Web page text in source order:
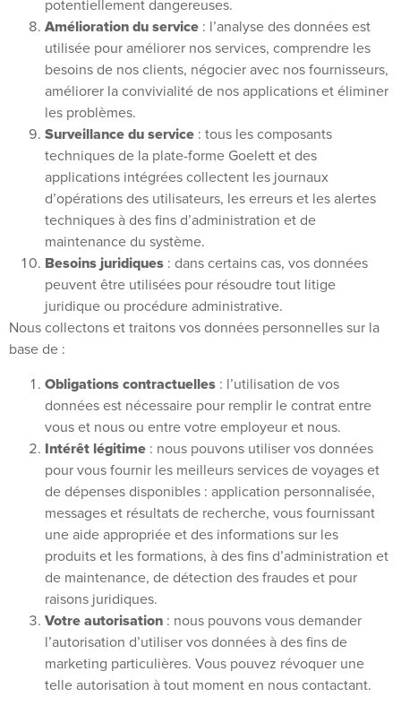
potentiellement dangereuses.
Amélioration du service : l’analyse des données est
utilisée pour améliorer nos services, comprendre les
besoins de nos clients, négocier avec nos fournisseurs,
améliorer la convivialité de nos applications et éliminer
les problèmes.
Surveillance du service : tous les composants
techniques de la plate-forme Goelett et des
applications intégrées collectent les journaux
d’opérations des utilisateurs, les erreurs et les alertes
techniques à des fins d’administration et de
maintenance du système.
Besoins juridiques : dans certains cas, vos données
peuvent être utilisées pour résoudre tout litige
juridique ou procédure administrative.
Nous collectons et traitons vos données personnelles sur la
base de :
Obligations contractuelles : l’utilisation de vos
données est nécessaire pour remplir le contrat entre
vous et nous ou entre votre employeur et nous.
Intérêt légitime : nous pouvons utiliser vos données
pour vous fournir les meilleurs services de voyages et
de dépenses disponibles : application personnalisée,
messages et résultats de recherche, vous fournissant
une aide appropriée et des informations sur les
produits et les formations, à des fins d’administration et
de maintenance, de détection des fraudes et pour
raisons juridiques.
Votre autorisation : nous pouvons vous demander
l’autorisation d’utiliser vos données à des fins de
marketing particulières. Vous pouvez révoquer une
telle autorisation à tout moment en nous contactant.